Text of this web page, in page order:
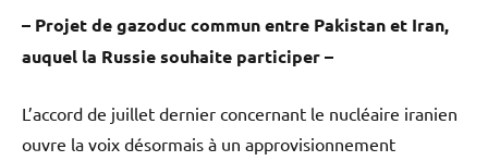
– Projet de gazoduc commun entre Pakistan et Iran,
auquel la Russie souhaite participer –
L’accord de juillet dernier concernant le nucléaire iranien
ouvre la voix désormais à un approvisionnement